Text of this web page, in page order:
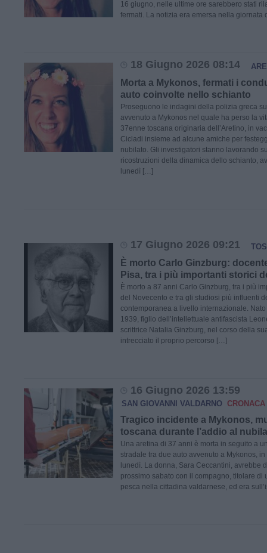
16 giugno, nelle ultime ore sarebbero stati
fermati. La notizia era emersa nella giornata
18 Giugno 2026 08:14
Morta a Mykonos, fermati i
auto coinvolte nello schianto
Proseguono le indagini della polizia greca
avvenuto a Mykonos nel quale ha perso la
37enne toscana originaria dell’Aretino, in
Cicladi insieme ad alcune amiche per
nubilato. Gli investigatori stanno lavorando
ricostruzioni della dinamica dello schianto,
lunedì […]
17 Giugno 2026 09:21
È morto Carlo Ginzburg:
Pisa, tra i più importanti storici
È morto a 87 anni Carlo Ginzburg, tra i più
del Novecento e tra gli studiosi più influenti
contemporanea a livello internazionale.
1939, figlio dell’intellettuale antifascista
scrittrice Natalia Ginzburg, nel corso della
intrecciato il proprio percorso […]
16 Giugno 2026 13:59
SAN GIOVANNI VALDARNO CRONACA
Tragico incidente a Mykonos,
toscana durante l’addio al
Una aretina di 37 anni è morta in seguito a
stradale tra due auto avvenuto a Mykonos,
lunedì. La donna, Sara Ceccantini, avrebbe
prossimo sabato con il compagno, titolare di
pesca nella cittadina valdarnese, ed era